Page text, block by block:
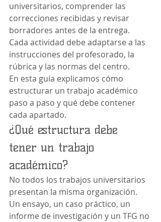
universitarios, comprender las
correcciones recibidas y revisar
borradores antes de la entrega.
Cada actividad debe adaptarse a las
instrucciones del profesorado, la
rúbrica y las normas del centro.
En esta guía explicamos cómo
estructurar un trabajo académico
paso a paso y qué debe contener
cada apartado.
¿Qué estructura debe
tener un trabajo
académico?
No todos los trabajos universitarios
presentan la misma organización.
Un ensayo, un caso práctico, un
informe de investigación y un TFG no